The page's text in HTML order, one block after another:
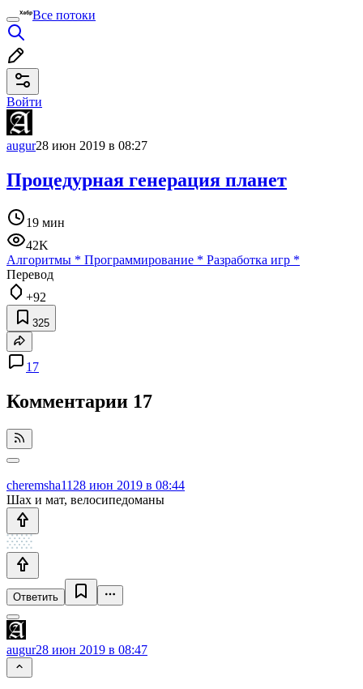
Все потоки
Войти
augur28 июн 2019 в 08:27
Процедурная генерация планет
19 мин
42K
Алгоритмы * Программирование * Разработка игр *
Перевод
+92
325
17
Комментарии 17
cheremsha11 28 июн 2019 в 08:44
Шах и мат, велосипедоманы
Ответить
augur28 июн 2019 в 08:47